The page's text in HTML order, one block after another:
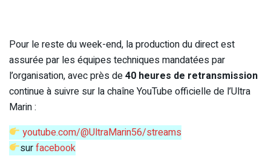
Pour le reste du week-end, la production du direct est
assurée par les équipes techniques mandatées par
l’organisation, avec près de40 heures de retransmission
continue à suivre sur la chaîne YouTube officielle de l’Ultra
Marin :
youtube.com/@UltraMarin56/streams
surfacebook